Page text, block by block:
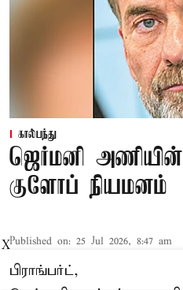
கால்பந்து
ஜெர்மனி அணியின்
குளோப் நியமனம்
Published on: 25 Jul 2026, 8:47 am
பிராங்பர்ட்,
X